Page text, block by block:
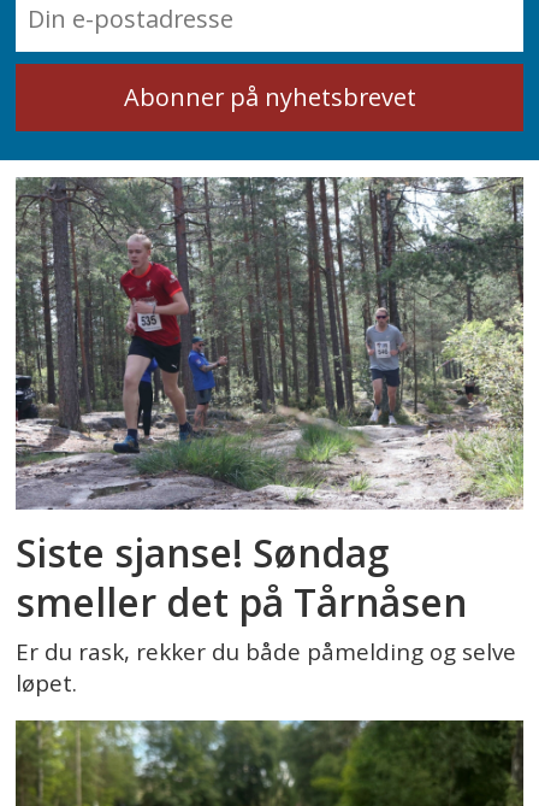
Siste sjanse! Søndag
smeller det på Tårnåsen
Er du rask, rekker du både påmelding og selve
løpet.